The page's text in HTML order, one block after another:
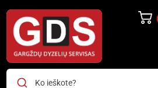
Ko ieškote?